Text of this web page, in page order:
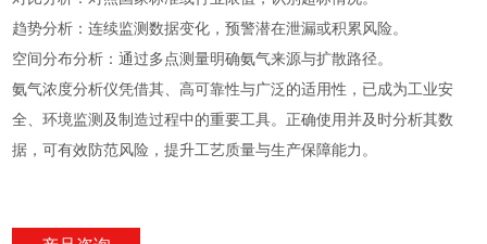
趋势分析：连续监测数据变化，预警潜在泄漏或积累风险。
空间分布分析：通过多点测量明确氨气来源与扩散路径。
氨气浓度分析仪凭借其、高可靠性与广泛的适用性，已成为工业安
全、环境监测及制造过程中的重要工具。正确使用并及时分析其数
据，可有效防范风险，提升工艺质量与生产保障能力。